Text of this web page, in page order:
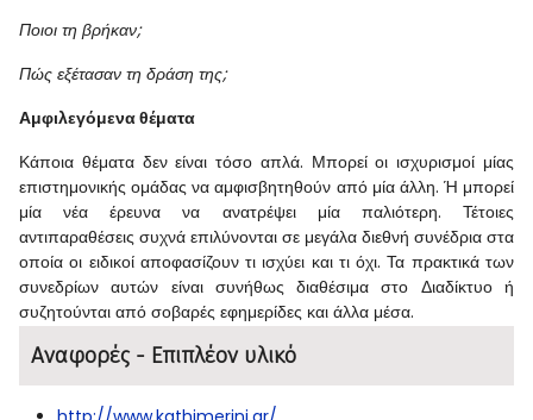
Ποιοι τη βρήκαν;
Πώς εξέτασαν τη δράση της;
Αμφιλεγόμενα θέματα
Κάποια θέματα δεν είναι τόσο απλά. Μπορεί οι ισχυρισμοί μίας
επιστημονικής ομάδας να αμφισβητηθούν από μία άλλη. Ή μπορεί
μία νέα έρευνα να ανατρέψει μία παλιότερη. Τέτοιες
αντιπαραθέσεις συχνά επιλύνονται σε μεγάλα διεθνή συνέδρια στα
οποία οι ειδικοί αποφασίζουν τι ισχύει και τι όχι. Τα πρακτικά των
συνεδρίων αυτών είναι συνήθως διαθέσιμα στο Διαδίκτυο ή
συζητούνται από σοβαρές εφημερίδες και άλλα μέσα.
Αναφορές - Επιπλέον υλικό